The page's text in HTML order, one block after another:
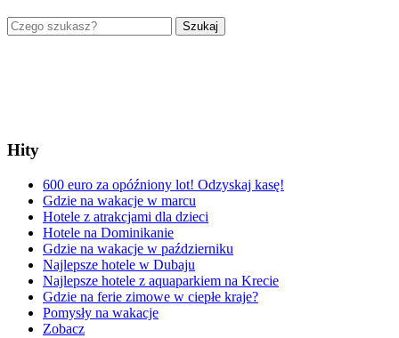
Szukaj
Hity
600 euro za opóźniony lot! Odzyskaj kasę!
Gdzie na wakacje w marcu
Hotele z atrakcjami dla dzieci
Hotele na Dominikanie
Gdzie na wakacje w październiku
Najlepsze hotele w Dubaju
Najlepsze hotele z aquaparkiem na Krecie
Gdzie na ferie zimowe w ciepłe kraje?
Pomysły na wakacje
Zobacz